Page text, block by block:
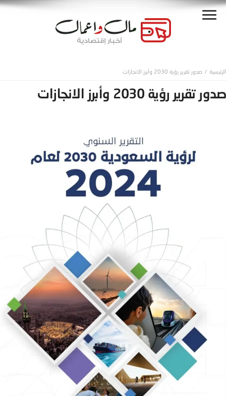
صدور تقرير رؤية 2030 وأبرز الانجازات
صدور تقرير رؤية 2030 وأبرز الانجازات